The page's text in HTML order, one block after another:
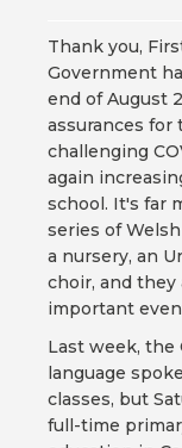
Thank you,
Government
end of August
assurances for
challenging
again
school. It's far
series of
a nursery, an
choir, and they
important
Last week, the
language
classes, but
full-time